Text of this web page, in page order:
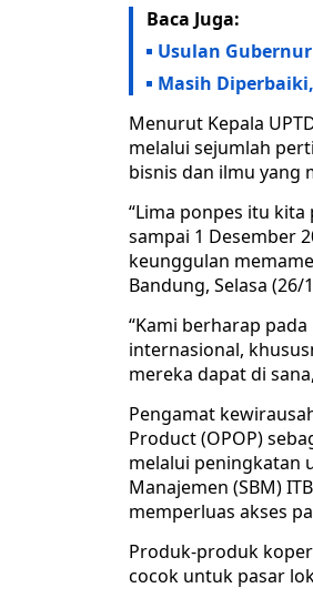
Baca Juga:
Usulan
Masih
Menurut Kepala
melalui sejumlah
bisnis dan ilmu yang
“Lima ponpes itu
sampai 1 Desember
keunggulan
Bandung, Selasa (26/
“Kami berharap
internasional,
mereka dapat di
Pengamat
Product (OPOP)
melalui peningkatan
Manajemen (SBM)
memperluas akses
Produk-produk
cocok untuk pasar